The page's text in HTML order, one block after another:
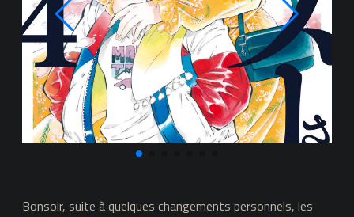
Nishio
Bonsoir, suite à quelques changements personnels, les